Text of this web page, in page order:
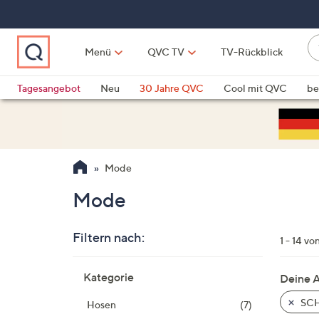
springen
Menü QVC TV TV-Rückblick
Tagesangebot
Neu 30 Jahre QVC Cool mit QVC
Mode
Mode
Filtern nach:
Produktliste
Kategorie
Hosen
(7)
1 - 14
Deine